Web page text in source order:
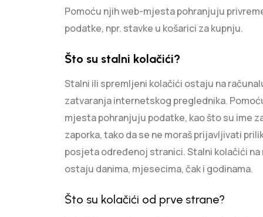
Pomoću njih web-mjesta pohranjuju
podatke, npr. stavke u košarici za kupnju.
Što su stalni kolačići?
Stalni ili spremljeni kolačići ostaju na
zatvaranja internetskog preglednika.
mjesta pohranjuju podatke, kao što su ime
zaporka, tako da se ne moraš prijavljivati
posjeta određenoj stranici. Stalni kolačići na
ostaju danima, mjesecima, čak i godinama.
Što su kolačići od prve strane?